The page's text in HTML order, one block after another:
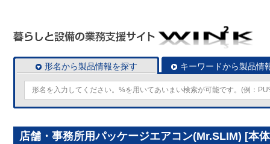
形名から製品情報を探す キーワードから製品情
店舗・事務所用パッケージエアコン(Mr.SLIM) [本